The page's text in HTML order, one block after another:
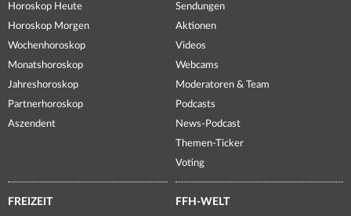
Horoskop Heute
Horoskop Morgen
Wochenhoroskop
Monatshoroskop
Jahreshoroskop
Partnerhoroskop
Aszendent
Sendungen
Aktionen
Videos
Webcams
Moderatoren & Team
Podcasts
News-Podcast
Themen-Ticker
Voting
FREIZEIT FFH-WELT